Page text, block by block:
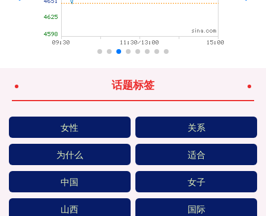
话题标签
女性 关系
为什么 适合
中国 女子
山西 国际